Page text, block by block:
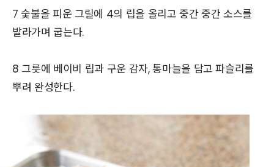
7 숯불을 피운 그릴에 4의 립을 올리고 중간 중간 소스를
발라가며 굽는다.
8 그릇에 베이비 립과 구운 감자, 통마늘을 담고 파슬리를
뿌려 완성한다.